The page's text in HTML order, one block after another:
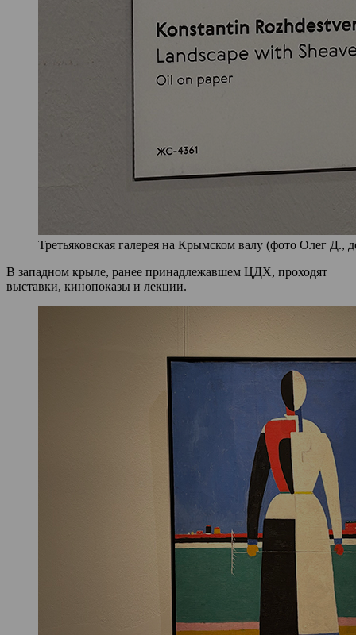
Третьяковская галерея на Крымском валу (фото Олег Д.,
В западном крыле, ранее принадлежавшем ЦДХ, проходят
выставки, кинопоказы и лекции.